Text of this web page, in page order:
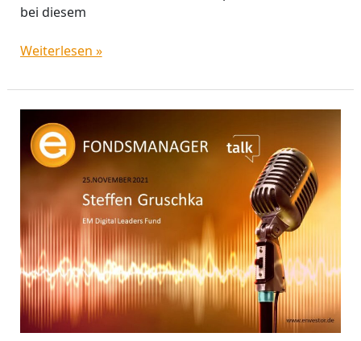
bei diesem
Weiterlesen »
Einladung
zum
Fondsmanager-
Talk
Steffen
Gruschka
vom
EM
Digital
Leaders
Fund